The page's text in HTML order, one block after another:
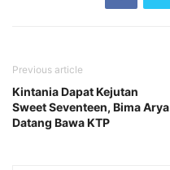
Previous article
Kintania Dapat Kejutan
Sweet Seventeen, Bima Arya
Datang Bawa KTP